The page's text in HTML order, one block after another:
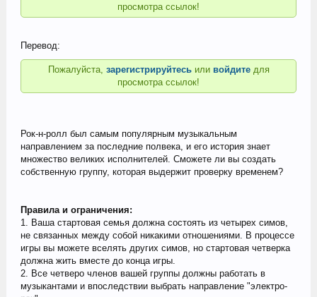
просмотра ссылок!
Перевод:
Пожалуйста, зарегистрируйтесьили войдите для
просмотра ссылок!
Рок-н-ролл был самым популярным музыкальным
направлением за последние полвека, и его история знает
множество великих исполнителей. Сможете ли вы создать
собственную группу, которая выдержит проверку временем?
Правила и ограничения:
1. Ваша стартовая семья должна состоять из четырех симов,
не связанных между собой никакими отношениями. В процессе
игры вы можете вселять других симов, но стартовая четверка
должна жить вместе до конца игры.
2. Все четверо членов вашей группы должны работать в
музыкантами и впоследствии выбрать направление "электро-